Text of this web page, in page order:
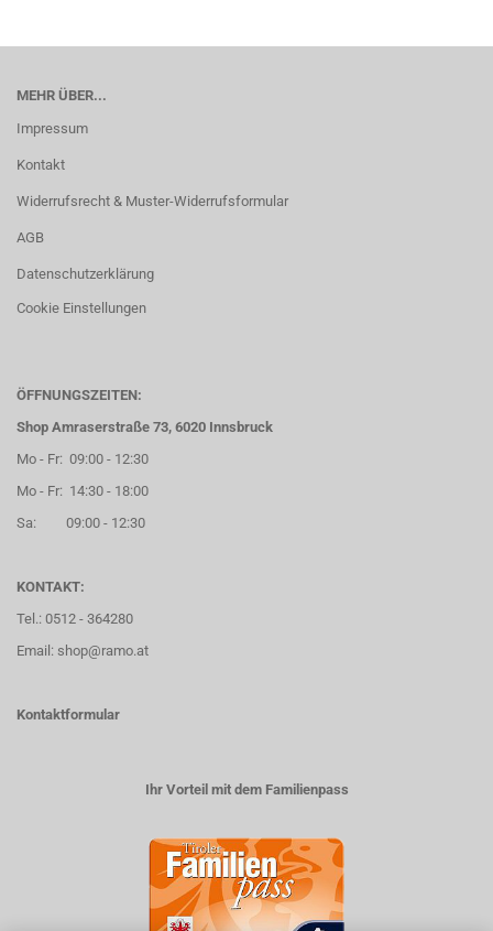
MEHR ÜBER...
Impressum
Kontakt
Widerrufsrecht & Muster-Widerrufsformular
AGB
Datenschutzerklärung
Cookie Einstellungen
ÖFFNUNGSZEITEN:
Shop Amraserstraße 73, 6020 Innsbruck
Mo - Fr: 09:00 - 12:30
Mo - Fr: 14:30 - 18:00
Sa: 09:00 - 12:30
KONTAKT:
Tel.: 0512 - 364280
Email: shop@ramo.at
Kontaktformular
Ihr Vorteil mit dem Familienpass